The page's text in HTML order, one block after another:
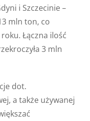
i Szczecinie –
mln ton, co
Łączna ilość
3 mln
dot.
a także używanej